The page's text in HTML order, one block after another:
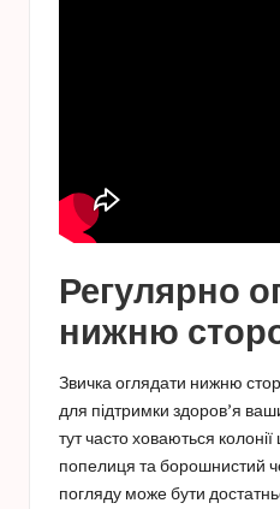
Регулярно
нижню
Звичка оглядати нижню
для підтримки здоров’я
тут часто ховаються
попелиця та борошнистий
погляду може бути